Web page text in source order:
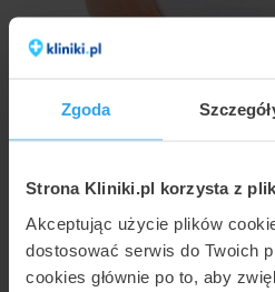
Zgoda
Strona Kliniki.pl korzysta z
Akceptując użycie plików
dostosować serwis do Twoich
cookies głównie po to, aby
Wybielanie miejsc
JULIA